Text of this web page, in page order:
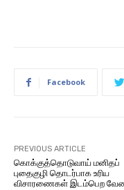
Facebook
PREVIOUS ARTICLE
கொக்குத்தொடுவாய் மனிதப்
புதைகுழி தொடர்பாக உரிய
விசாரணைகள் இடம்பெற